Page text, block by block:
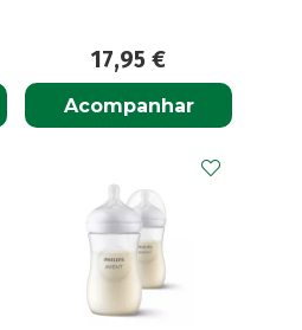
17,95 €
Acompanhar